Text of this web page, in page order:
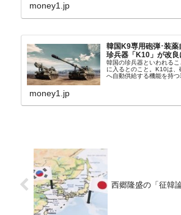
バンクにして不良債権の
money1.jp
韓国K9専用砲弾･装薬
珍兵器「K10」が改良
韓国の珍兵器といわれる
に入るとのこと。K10は
へ自動供給する機能を持
から以下に一部を引きま
money1.jp
西郷隆盛の「征韓